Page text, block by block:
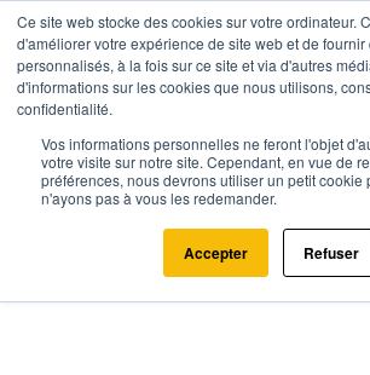
Ce site web stocke des cookies sur votre ordinateur.
d'améliorer votre expérience de site web et de
personnalisés, à la fois sur ce site et via d'autres
d'informations sur les cookies que nous utilisons,
confidentialité.
Vos informations personnelles ne feront l'objet
votre visite sur notre site. Cependant, en vue de
préférences, nous devrons utiliser un petit cookie
n'ayons pas à vous les redemander.
Accepter Refuser
Agence.immo Prix immobilier Grand
Remiremont (88200)
Estimation
Remiremont : Prix